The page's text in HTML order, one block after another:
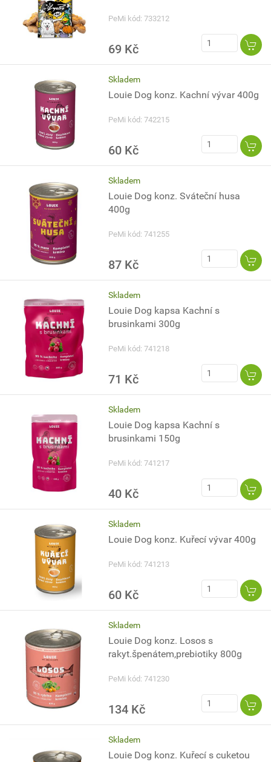
PeMi kód: 733212
69 Kč
Skladem
Louie Dog konz. Kachní vývar 400g
PeMi kód: 742215
60 Kč
Skladem
Louie Dog konz. Sváteční husa
400g
PeMi kód: 741255
87 Kč
Skladem
Louie Dog kapsa Kachní s
brusinkami 300g
PeMi kód: 741218
71 Kč
Skladem
Louie Dog kapsa Kachní s
brusinkami 150g
PeMi kód: 741217
40 Kč
Skladem
Louie Dog konz. Kuřecí vývar 400g
PeMi kód: 741213
60 Kč
Skladem
Louie Dog konz. Losos s
rakyt.špenátem,prebiotiky 800g
PeMi kód: 741230
134 Kč
Skladem
Louie Dog konz. Kuřecí s cuketou